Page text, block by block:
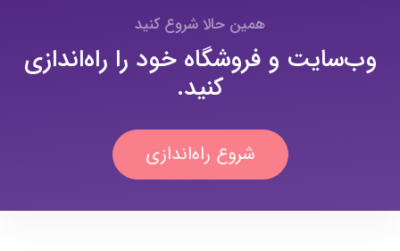
همین حالا شروع کنید
وب‌سایت و فروشگاه خود را راه‌اندازی
کنید.
شروع راه‌اندازی